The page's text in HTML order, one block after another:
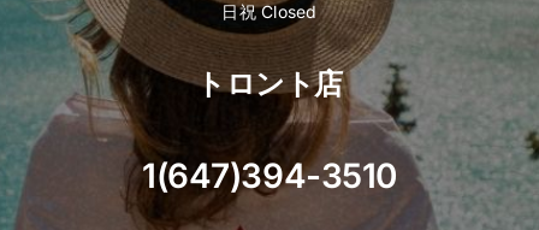
日祝 Closed
トロント店
1(647)394-3510